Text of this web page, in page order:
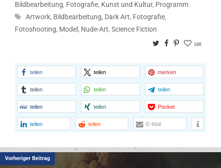
Bildbearbeitung, Fotografie, Kunst und Kultur, Programm
Schlagwörter
Artwork, Bildbearbeitung, Dark Art, Fotografie,
Fotoshooting, Model , Nude-Art, Science Fiction
TwitterFacebook
Pinterest
188
teilen teilen merken
teilen teilen teilen
teilen teilen Pocket
teilen teilen E-Mail
Vorheriger Beitrag